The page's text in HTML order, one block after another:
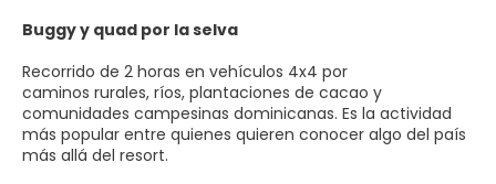
Buggy y quad por la selva
Recorrido de 2 horas en vehículos 4x4 por
caminos rurales, ríos, plantaciones de cacao y
comunidades campesinas dominicanas. Es la actividad
más popular entre quienes quieren conocer algo del país
más allá del resort.